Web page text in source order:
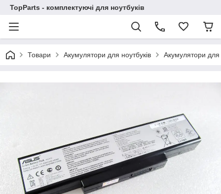
TopParts - комплектуючі для ноутбуків
Товари Акумулятори для ноутбуків Акумулятори для